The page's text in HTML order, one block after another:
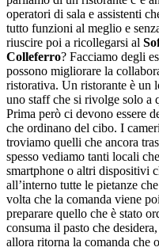
operatori di sala e assistenti
tutto funzioni al meglio e
riuscire poi a ricollegarsi al
Colleferro? Facciamo degli
possono migliorare la
ristorativa. Un ristorante è un
uno staff che si rivolge solo a
Prima però ci devono essere
che ordinano del cibo. I
troviamo quelli che ancora
spesso vediamo tanti locali
smartphone o altri dispositivi
all’interno tutte le pietanze
volta che la comanda viene
preparare quello che è stato
consuma il pasto che
allora ritorna la comanda che